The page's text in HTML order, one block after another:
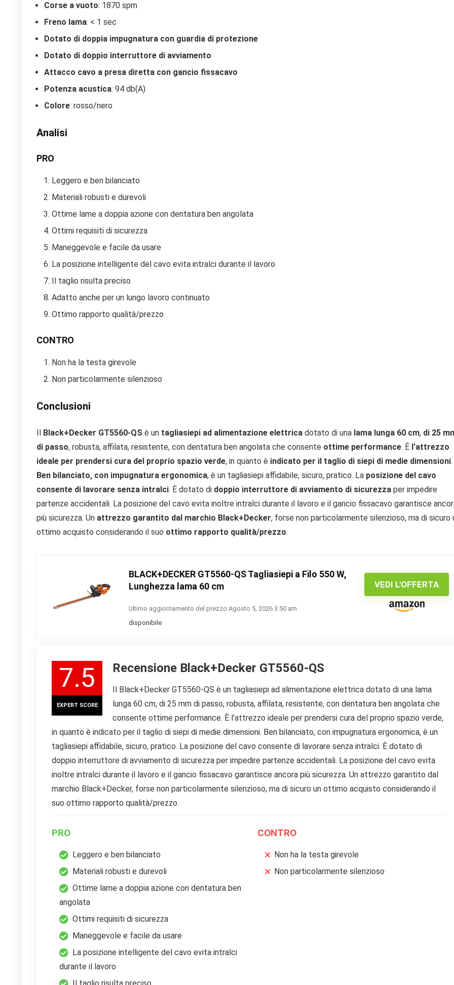
Corse a vuoto: 1870 spm
Freno lama: < 1 sec
Dotato di doppia impugnatura con guardia di protezione
Dotato di doppio interruttore di avviamento
Attacco cavo a presa diretta con gancio fissacavo
Potenza acustica: 94 db(A)
Colore: rosso/nero
Analisi
PRO
Leggero e ben bilanciato
Materiali robusti e durevoli
Ottime lame a doppia azione con dentatura ben angolata
Ottimi requisiti di sicurezza
Maneggevole e facile da usare
La posizione intelligente del cavo evita intralci durante il lavoro
Il taglio risulta preciso
Adatto anche per un lungo lavoro continuato
Ottimo rapporto qualità/prezzo
CONTRO
Non ha la testa girevole
Non particolarmente silenzioso
Conclusioni
Black+Decker GT5560-QS è un tagliasiepi ad alimentazione elettrica dotato di una lama lunga 60 cm, di 25
di passo, robusta, affilata, resistente, con dentatura ben angolata che consente ottime performance. È l’attrezzo
ideale per prendersi cura del proprio spazio verde, in quanto è indicato per il taglio di siepi di medie dimensioni.
Ben bilanciato, con impugnatura ergonomica, è un tagliasiepi affidabile, sicuro, pratico. La posizione del cavo
consente di lavorare senza intralci. È dotato di doppio interruttore di avviamento di sicurezza per impedire
partenze accidentali. La posizione del cavo evita inoltre intralci durante il lavoro e il gancio fissacavo garantisce
più sicurezza. Un attrezzo garantito dal marchio Black+Decker, forse non particolarmente silenzioso, ma di sicuro
ottimo acquisto considerando il suo ottimo rapporto qualità/prezzo.
BLACK+DECKER GT5560-QS Tagliasiepi a Filo 550 W,
Lunghezza lama 60 cm
Ultimo aggiornamento del prezzo:Agosto 5, 2026 3:50 am
disponibile
VEDI L'OFFERTA
7.5
EXPERT SCORE
Recensione Black+Decker GT5560-QS
Il Black+Decker GT5560-QS è un tagliasiepi ad alimentazione elettrica dotato di una lama
lunga 60 cm, di 25 mm di passo, robusta, affilata, resistente, con dentatura ben angolata che
consente ottime performance. È l’attrezzo ideale per prendersi cura del proprio spazio verde,
in quanto è indicato per il taglio di siepi di medie dimensioni. Ben bilanciato, con impugnatura ergonomica, è un
tagliasiepi affidabile, sicuro, pratico. La posizione del cavo consente di lavorare senza intralci. È dotato di
doppio interruttore di avviamento di sicurezza per impedire partenze accidentali. La posizione del cavo evita
inoltre intralci durante il lavoro e il gancio fissacavo garantisce ancora più sicurezza. Un attrezzo garantito dal
marchio Black+Decker, forse non particolarmente silenzioso, ma di sicuro un ottimo acquisto considerando il
suo ottimo rapporto qualità/prezzo.
PRO
Leggero e ben bilanciato
Materiali robusti e durevoli
Ottime lame a doppia azione con dentatura ben
angolata
Ottimi requisiti di sicurezza
Maneggevole e facile da usare
La posizione intelligente del cavo evita intralci
durante il lavoro
CONTRO
Non ha la testa girevole
Non particolarmente silenzioso